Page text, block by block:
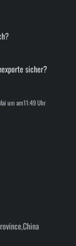
sicher?
um am11:49 Uhr